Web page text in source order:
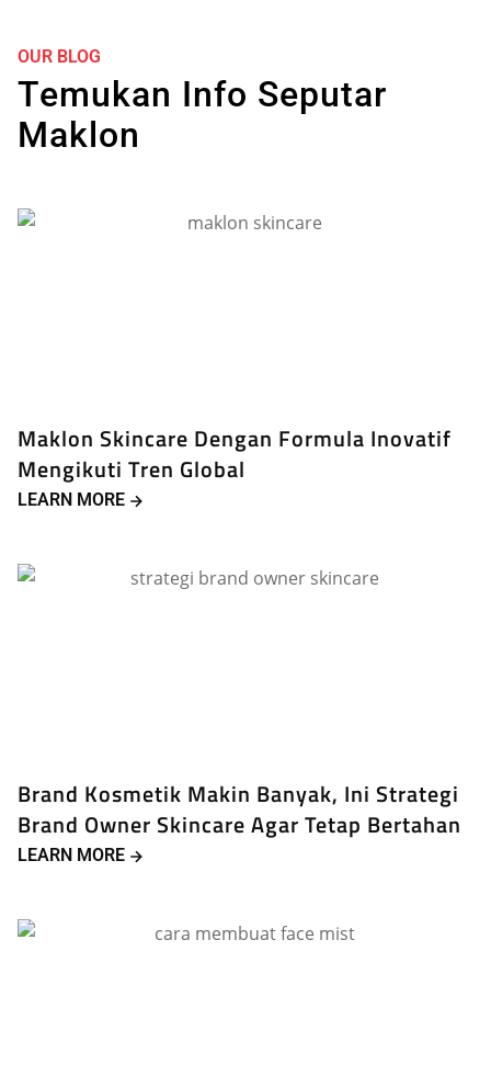
OUR BLOG
Temukan Info Seputar
Maklon
Maklon Skincare Dengan Formula Inovatif
Mengikuti Tren Global
LEARN MORE
Brand Kosmetik Makin Banyak, Ini Strategi
Brand Owner Skincare Agar Tetap Bertahan
LEARN MORE